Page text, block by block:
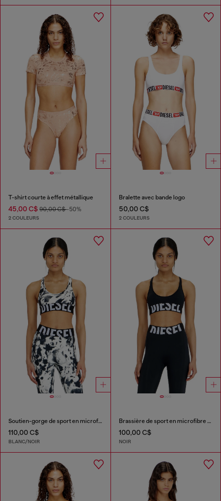
T-shirt courte à effet métallique
45,00 C$ 90,00 C$-50%
2 COULEURS
Bralette avec bande logo
50,00 C$
2 COULEURS
Soutien-gorge de sport en microfibre imprimée
110,00 C$
BLANC/NOIR
Brassière de sport en microfibre avec logo tronqué
100,00 C$
NOIR